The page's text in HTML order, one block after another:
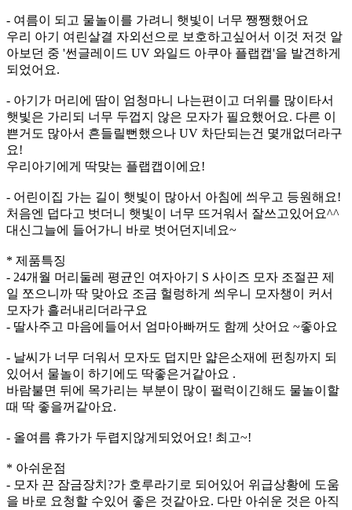
- 여름이 되고 물놀이를 가려니 햇빛이 너무 쨍쨍했어요
우리 아기 여린살결 자외선으로 보호하고싶어서 이것 저것 알
아보던 중 '썬글레이드 UV 와일드 아쿠아 플랩캡'을 발견하게
되었어요.
- 아기가 머리에 땀이 엄청마니 나는편이고 더위를 많이타서
햇빛은 가리되 너무 두껍지 않은 모자가 필요했어요. 다른 이
쁜거도 많아서 흔들릴뻔했으나 UV 차단되는건 몇개없더라구
요!
우리아기에게 딱맞는 플랩캡이에요!
- 어린이집 가는 길이 햇빛이 많아서 아침에 씌우고 등원해요!
처음엔 덥다고 벗더니 햇빛이 너무 뜨거워서 잘쓰고있어요^^
대신그늘에 들어가니 바로 벗어던지네요~
* 제품특징
- 24개월 머리둘레 평균인 여자아기 S 사이즈 모자 조절끈 제
일 쪼으니까 딱 맞아요 조금 헐렁하게 씌우니 모자챙이 커서
모자가 흘러내리더라구요
- 딸사주고 마음에들어서 엄마아빠꺼도 함께 삿어요 ~좋아요
- 날씨가 너무 더워서 모자도 덥지만 얇은소재에 펀칭까지 되
있어서 물놀이 하기에도 딱좋은거같아요 .
바람불면 뒤에 목가리는 부분이 많이 펄럭이긴해도 물놀이할
때 딱 좋을꺼같아요.
- 올여름 휴가가 두렵지않게되었어요! 최고~!
* 아쉬운점
- 모자 끈 잠금장치?가 호루라기로 되어있어 위급상황에 도움
을 바로 요청할 수있어 좋은 것같아요. 다만 아쉬운 것은 아직